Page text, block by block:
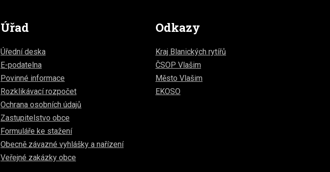
Úřad
Úřední deska
E-podatelna
Povinné informace
Rozklikávací rozpočet
Ochrana osobních údajů
Zastupitelstvo obce
Formuláře ke stažení
Obecně závazné vyhlášky a nařízení
Veřejné zakázky obce
Odkazy
Kraj Blanických rytířů
ČSOP Vlašim
Město Vlašim
EKOSO